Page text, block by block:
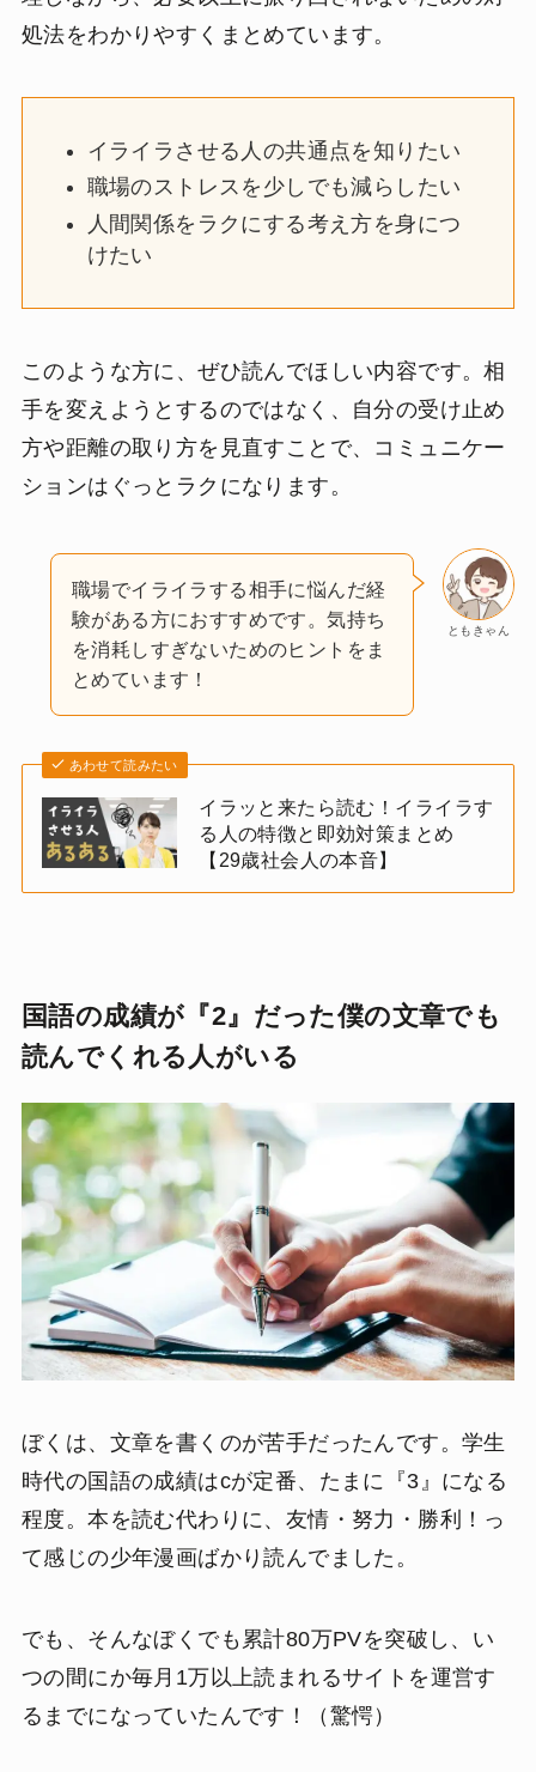
処法をわかりやすくまとめています。
イライラさせる人の共通点を知りたい
職場のストレスを少しでも減らしたい
人間関係をラクにする考え方を身につ
けたい
このような方に、ぜひ読んでほしい内容です。相
手を変えようとするのではなく、自分の受け止め
方や距離の取り方を見直すことで、コミュニケー
ションはぐっとラクになります。
ともきゃん
職場でイライラする相手に悩んだ経
験がある方におすすめです。気持ち
を消耗しすぎないためのヒントをま
とめています！
あわせて読みたい
イラッと来たら読む！イライラす
る人の特徴と即効対策まとめ
【29歳社会人の本音】
国語の成績が『2』だった僕の文章でも
読んでくれる人がいる
ぼくは、文章を書くのが苦手だったんです。学生
時代の国語の成績はcが定番、たまに『3』になる
程度。本を読む代わりに、友情・努力・勝利！っ
て感じの少年漫画ばかり読んでました。
でも、そんなぼくでも累計80万PVを突破し、い
つの間にか毎月1万以上読まれるサイトを運営す
るまでになっていたんです！（驚愕）